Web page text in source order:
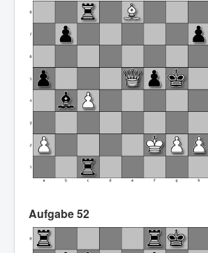
Aufgabe 52